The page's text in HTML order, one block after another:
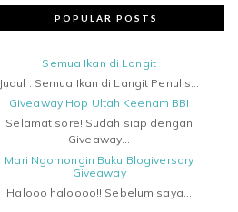
POPULAR POSTS
Semua Ikan di Langit
Judul : Semua Ikan di Langit Penulis...
Giveaway Hop Ultah Keenam BBI
Selamat sore! Sudah siap dengan
Giveaway...
Mari Ngomongin Buku Blogiversary
Giveaway
Halooo haloooo!! Sebelum saya...